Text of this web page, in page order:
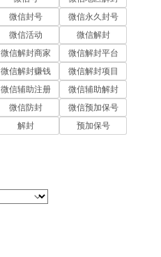
微信封号
微信永久封号
微信活动
微信解封
微信解封商家
微信解封平台
微信解封赚钱
微信解封项目
微信辅助注册
微信辅助解封
微信防封
微信预加保号
解封 预加保号